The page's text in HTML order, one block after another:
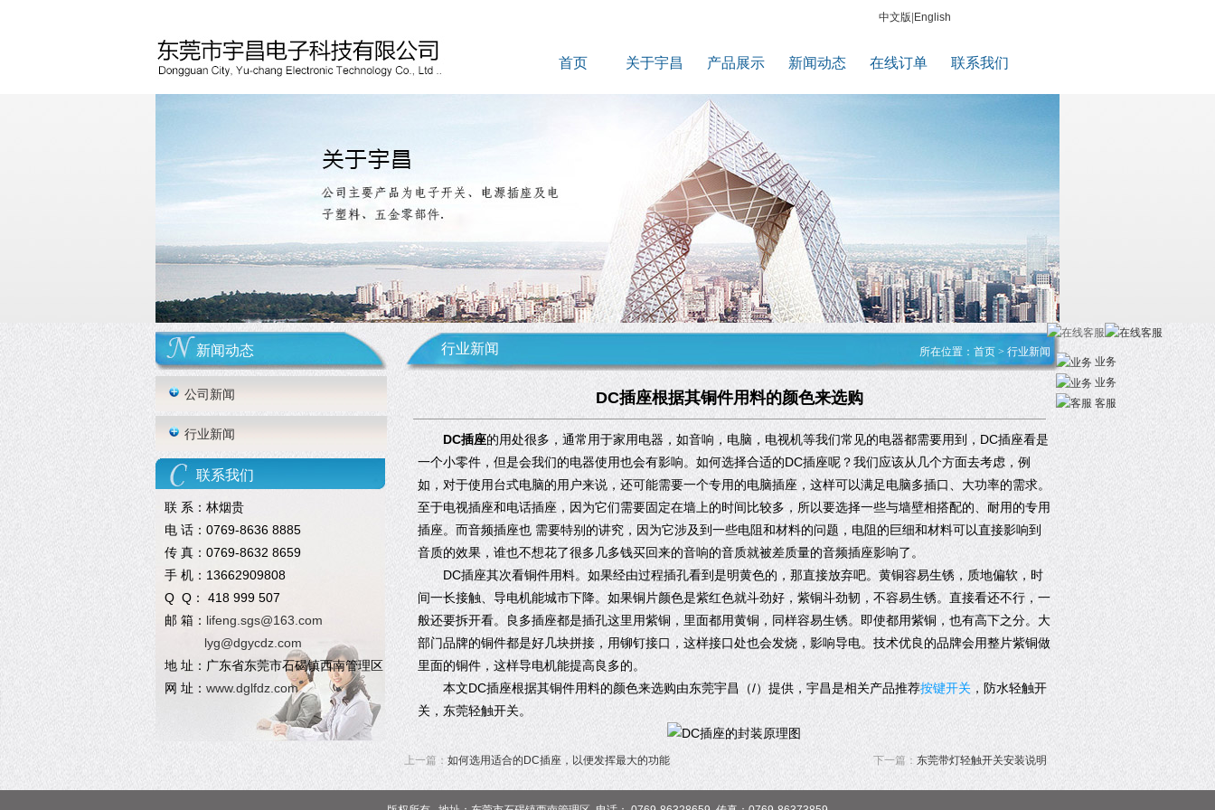
中文版 English
首页 关于宇昌 产品展示 新闻动态 在线订单 联系我们
新闻动态
公司新闻
行业新闻
联系我们
联 系：林烟贵
电 话：0769-8636 8885
传 真：0769-8632 8659
手 机：13662909808
Q Q： 418 999 507
邮 箱： lifeng.sgs@163.com
lyg@dgycdz.com
地 址：广东省东莞市石碣镇西南管理区
网 址： www.dglfdz.com
所在位置： 首页 > 行业新闻
行业新闻
DC插座根据其铜件用料的颜色来选购
DC插座的用处很多，通常用于家用电器，如音响，电脑，电视机等我们常见的电器都需要用到，DC插座看是
一个小零件，但是会我们的电器使用也会有影响。如何选择合适的DC插座呢？我们应该从几个方面去考虑，例
如，对于使用台式电脑的用户来说，还可能需要一个专用的电脑插座，这样可以满足电脑多插口、大功率的需求。
至于电视插座和电话插座，因为它们需要固定在墙上的时间比较多，所以要选择一些与墙壁相搭配的、耐用的专用
插座。而音频插座也 需要特别的讲究，因为它涉及到一些电阻和材料的问题，电阻的巨细和材料可以直接影响到
音质的效果，谁也不想花了很多几多钱买回来的音响的音质就被差质量的音频插座影响了。
DC插座其次看铜件用料。如果经由过程插孔看到是明黄色的，那直接放弃吧。黄铜容易生锈，质地偏软，时
间一长接触、导电机能城市下降。如果铜片颜色是紫红色就斗劲好，紫铜斗劲韧，不容易生锈。直接看还不行，一
般还要拆开看。良多插座都是插孔这里用紫铜，里面都用黄铜，同样容易生锈。即使都用紫铜，也有高下之分。大
部门品牌的铜件都是好几块拼接，用铆钉接口，这样接口处也会发烧，影响导电。技术优良的品牌会用整片紫铜做
里面的铜件，这样导电机能提高良多的。
本文DC插座根据其铜件用料的颜色来选购由东莞宇昌（/）提供，宇昌是相关产品推荐按键开关 ，防水轻触开
关，东莞轻触开关。
上一篇： 如何选用适合的DC插座，以便发挥最大的功能 下一篇： 东莞带灯轻触开关安装说明
业务
业务
客服